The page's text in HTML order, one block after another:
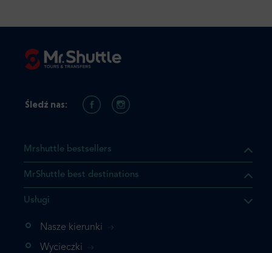
którego szukasz jest już
nie chcesz dodawać go
Mrshuttle bestsellers
MrShuttle best destinations
Usługi
Nasze kierunki
Wycieczki
Śledź nas: